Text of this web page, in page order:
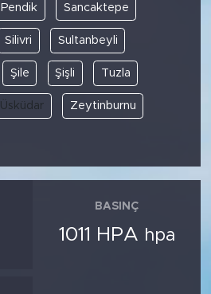
Pendik Sancaktepe
Silivri Sultanbeyli
Şile Şişli Tuzla
Üsküdar Zeytinburnu
BASINÇ
1011 HPA hpa